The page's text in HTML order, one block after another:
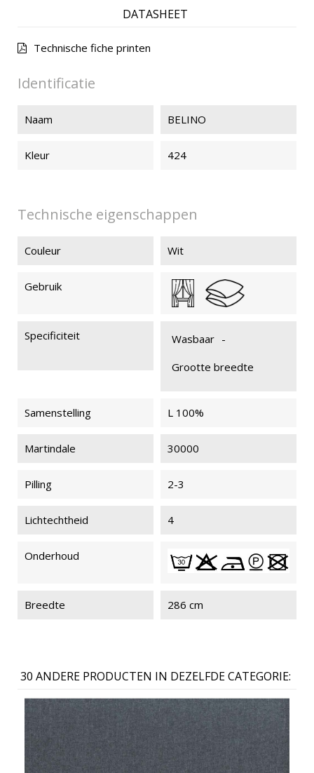
DATASHEET
Technische fiche printen
Identificatie
Naam BELINO
Kleur 424
Technische eigenschappen
Couleur Wit
Gebruik
Specificiteit Wasbaar -
Grootte breedte
Samenstelling L 100%
Martindale 30000
Pilling 2-3
Lichtechtheid 4
Onderhoud
Breedte 286 cm
30 ANDERE PRODUCTEN IN DEZELFDE CATEGORIE: